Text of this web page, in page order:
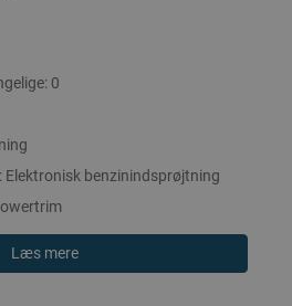
0
benzinindsprøjtning
Læs mere